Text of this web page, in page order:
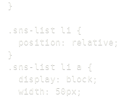
}
.sns-list li {
  position: relative;
}
.sns-list li a {
  display: block;
  width: 50px;